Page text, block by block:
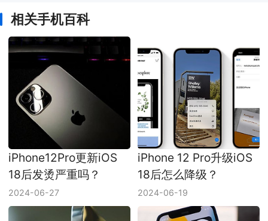
相关手机百科
iPhone12Pro更新iOS
18后发烫严重吗？
2024-06-27
iPhone 12 Pro升级iOS
18后怎么降级？
2024-06-19